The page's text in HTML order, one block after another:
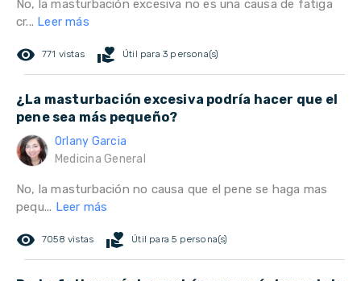
No, la masturbación excesiva no es una causa de fatiga
cr... Leer más
remove_red_eye 771 vistas volunteer_activism Útil para 3 persona(s)
¿La masturbación excesiva podría hacer que el
pene sea más pequeño?
Orlany Garcia
Medicina General
No, la masturbación no causa que el pene se haga mas
pequ... Leer más
remove_red_eye 7058 vistas volunteer_activism Útil para 5 persona(s)